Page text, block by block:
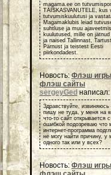
magama.ee on
TÄISKASVANUTELE, kus
tutvumiskuulutusi ja
Magamaklubis leiad
suhtluse ja muu
kuulutused, mille on jätnud
ja naised Tallinnast, Tartust
Pärnust ja teistest Eesti
piirkondadest.
Новость:Флэш
флэш сайты
sergeyGed написал:
Здравствуйте, извиняюсь
пишу не туда, у меня на
что-то сайт открывается с
ошибкой подозреваю что
интернет-программа
не могу найти причину, у
одного так или у всех?
Новость:Флэш